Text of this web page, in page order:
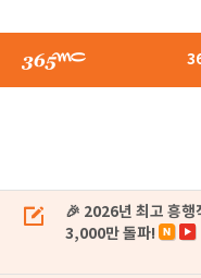
🎉 2026년 최고 흥행
3,000만 돌파!